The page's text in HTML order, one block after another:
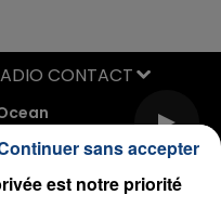
CONTACT
est notre priorité
sans accepter